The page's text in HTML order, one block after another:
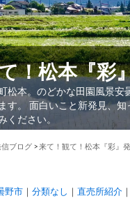
！松本『彩
松本。のどかな田園風景
す。 面白いこと新発見、
ください。
ブログ >来て！観て！松本『彩』
野市 分類なし 直売所紹介